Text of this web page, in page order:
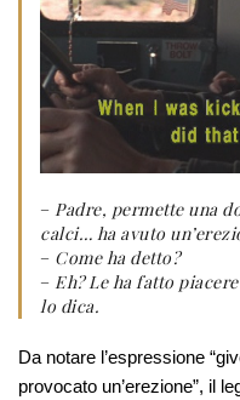
– Padre, permette una
calci… ha avuto
– Come ha detto?
– Eh? Le ha fatto
lo dica.
Da notare l’espressione
provocato un’erezione”, il